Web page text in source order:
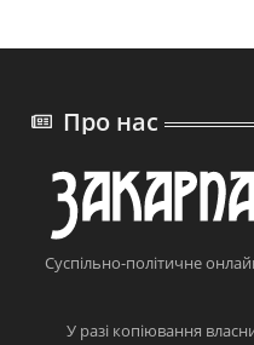
Про нас
Суспільно-політичне
У разі копіювання